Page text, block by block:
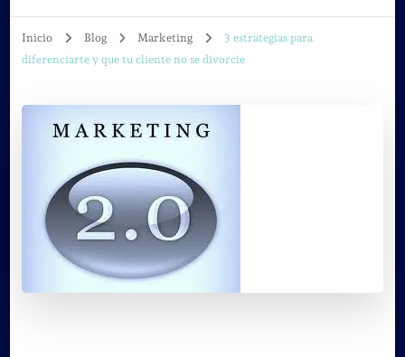
Inicio Blog Marketing
3 estrategias para
diferenciarte y que tu cliente no se divorcie